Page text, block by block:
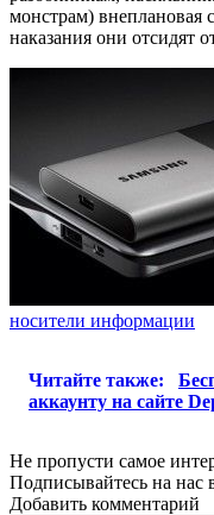
монстрам) внеплановая
наказания они отсидят
носители информации
Читайте также:
аккаунту на сайте
Не пропусти самое
Подписывайтесь на нас
Добавить комментарий